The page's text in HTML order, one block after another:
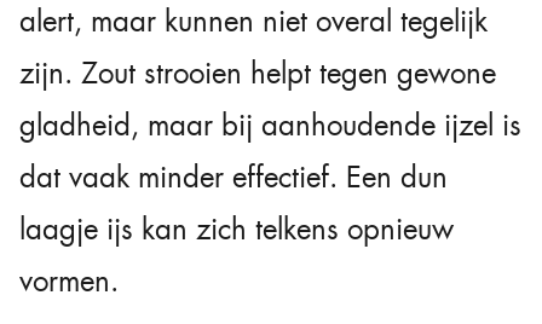
alert, maar kunnen niet overal tegelijk
zijn. Zout strooien helpt tegen gewone
gladheid, maar bij aanhoudende ijzel is
dat vaak minder effectief. Een dun
laagje ijs kan zich telkens opnieuw
vormen.